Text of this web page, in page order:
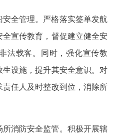
全管理。严格落实签单发航
宣传教育，督促建立健全安
法载客。同时，强化宣传教
设施，提升其安全意识。对
任人及时整改到位，消除所
消防安全监管。积极开展辖